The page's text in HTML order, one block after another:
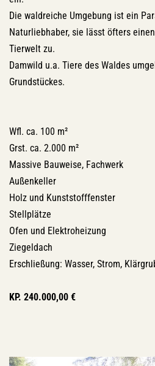
Die waldreiche Umgebung ist ein
Naturliebhaber, sie lässt öfters
Tierwelt zu.
Damwild u.a. Tiere des Waldes
Grundstückes.
Wfl. ca. 100 m²
Grst. ca. 2.000 m²
Massive Bauweise, Fachwerk
Außenkeller
Holz und Kunststofffenster
Stellplätze
Ofen und Elektroheizung
Ziegeldach
Erschließung: Wasser, Strom,
KP. 240.000,00 €